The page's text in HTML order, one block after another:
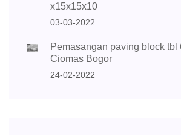
x15x15x10
03-03-2022
Pemasangan paving block tbl
Ciomas Bogor
24-02-2022